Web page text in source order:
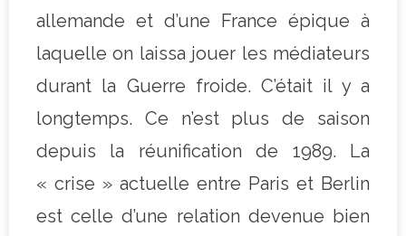
allemande et d’une France épique à
laquelle on laissa jouer les médiateurs
durant la Guerre froide. C’était il y a
longtemps. Ce n’est plus de saison
depuis la réunification de 1989. La
« crise » actuelle entre Paris et Berlin
est celle d’une relation devenue bien